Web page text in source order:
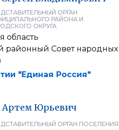
ОРГАН
РАЙОНА И
ОКРУГА
область
районный Совет народных
"Единая Россия"
Артем Юрьевич
ОРГАН ПОСЕЛЕНИЯ